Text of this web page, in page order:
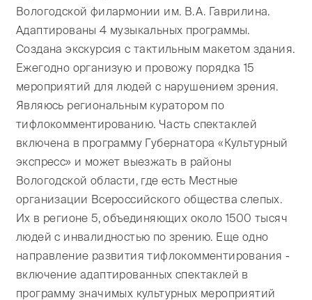
Вологодской филармонии им. В.А. Гаврилина.
Адаптированы 4 музыкальных программы.
Создана экскурсия с тактильным макетом здания.
Ежегодно организую и провожу порядка 15
мероприятий для людей с нарушением зрения.
Являюсь региональным куратором по
тифлокомментированию. Часть спектаклей
включена в программу Губернатора «Культурный
экспресс» и может выезжать в районы
Вологодской области, где есть Местные
организации Всероссийского общества слепых.
Их в регионе 5, объединяющих около 1500 тысяч
людей с инвалидностью по зрению. Еще одно
направление развития тифлокомментирования -
включение адаптированных спектаклей в
программу значимых культурных мероприятий